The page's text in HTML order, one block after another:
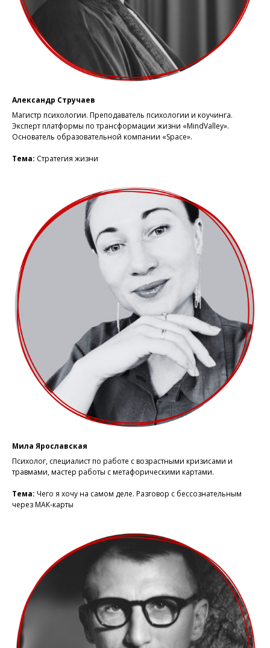
Александр Стручаев
Магистр психологии. Преподаватель психологии и коучинга.
Эксперт платформы по трансформации жизни «MindValley».
Основатель образовательной компании «Space».
Тема: Стратегия жизни
Мила Ярославская
Психолог, специалист по работе с возрастными кризисами и
травмами, мастер работы с метафорическими картами.
Тема: Чего я хочу на самом деле. Разговор с бессознательным
через МАК-карты